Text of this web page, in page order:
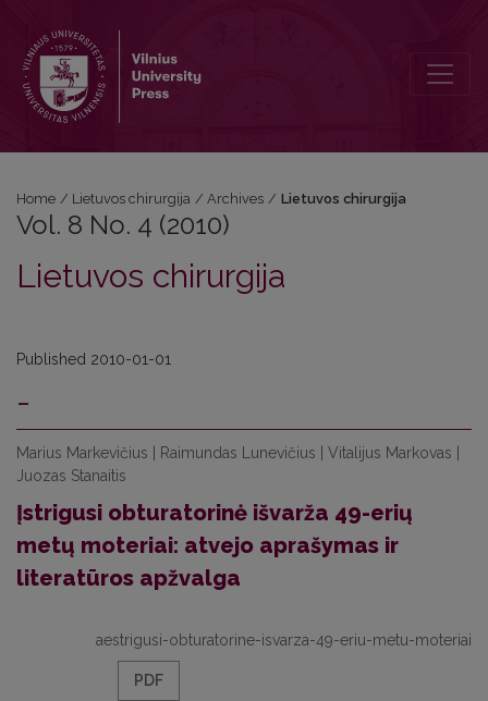
Home / Lietuvos chirurgija / Archives / Lietuvos chirurgija
Vol. 8 No. 4 (2010)
Lietuvos chirurgija
Published 2010-01-01
-
Marius Markevičius | Raimundas Lunevičius | Vitalijus Markovas |
Juozas Stanaitis
Įstrigusi obturatorinė išvarža 49-erių
metų moteriai: atvejo aprašymas ir
literatūros apžvalga
aestrigusi-obturatorine-isvarza-49-eriu-metu-moteriai
PDF